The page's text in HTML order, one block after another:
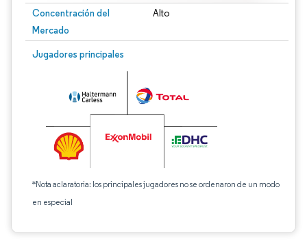
Concentración del
Mercado
Alto
Jugadores principales
*Nota aclaratoria: los principales jugadores no se ordenaron de un modo
en especial